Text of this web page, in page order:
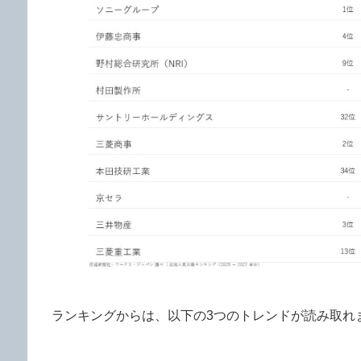
ランキングからは、以下の3つのトレンドが読み取れ